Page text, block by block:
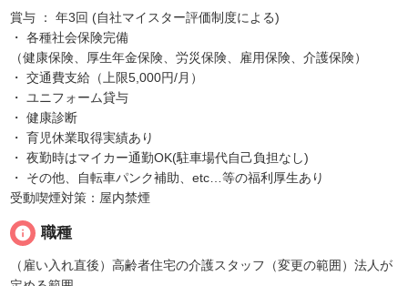
賞与 ： 年3回 (自社マイスター評価制度による)
・ 各種社会保険完備
（健康保険、厚生年金保険、労災保険、雇用保険、介護保険）
・ 交通費支給（上限5,000円/月）
・ ユニフォーム貸与
・ 健康診断
・ 育児休業取得実績あり
・ 夜勤時はマイカー通勤OK(駐車場代自己負担なし)
・ その他、自転車パンク補助、etc…等の福利厚生あり
受動喫煙対策：屋内禁煙
info 職種
（雇い入れ直後）高齢者住宅の介護スタッフ（変更の範囲）法人が